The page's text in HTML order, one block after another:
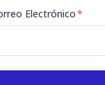
Electrónico*